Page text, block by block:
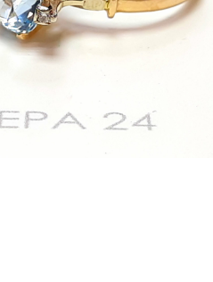
чтобы увеличить